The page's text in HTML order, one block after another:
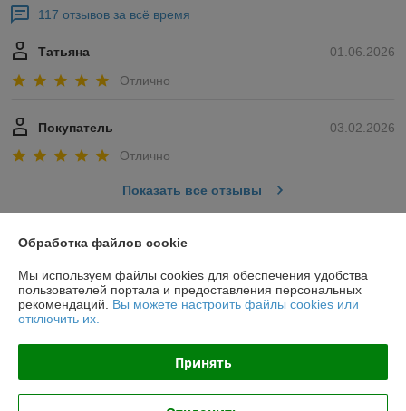
117 отзывов за всё время
01.06.2026
Татьяна
Отлично
03.02.2026
Покупатель
Отлично
Показать все отзывы
О нас
Контакты
График работы
Обработка файлов cookie
Мы используем файлы cookies для обеспечения удобства
пользователей портала и предоставления персональных
рекомендаций. Вы можете настроить файлы cookies или
отключить их.
Принять